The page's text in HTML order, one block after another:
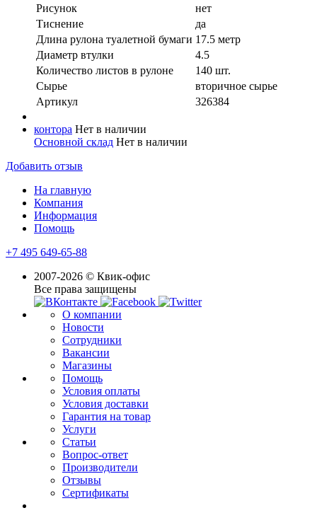
Рисунок
нет
Тиснение
да
Длина рулона туалетной бумаги 17.5 метр
Диаметр втулки
4.5
Количество листов в рулоне
140 шт.
Сырье
вторичное сырье
Артикул
326384
контора Нет в наличии
Основной склад Нет в наличии
Добавить отзыв
На главную
Компания
Информация
Помощь
+7 495 649-65-88
2007-2026 © Квик-офис
Все права защищены
О компании
Новости
Сотрудники
Вакансии
Магазины
Помощь
Условия оплаты
Условия доставки
Гарантия на товар
Услуги
Статьи
Вопрос-ответ
Производители
Отзывы
Сертификаты